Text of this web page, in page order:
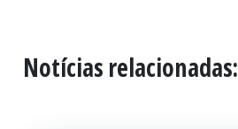
Notícias relacionadas: